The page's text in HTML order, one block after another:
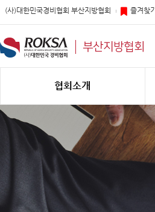
(사)대한민국경비협회 부산지방협회 즐겨찾기
부산지방협회
협회소개